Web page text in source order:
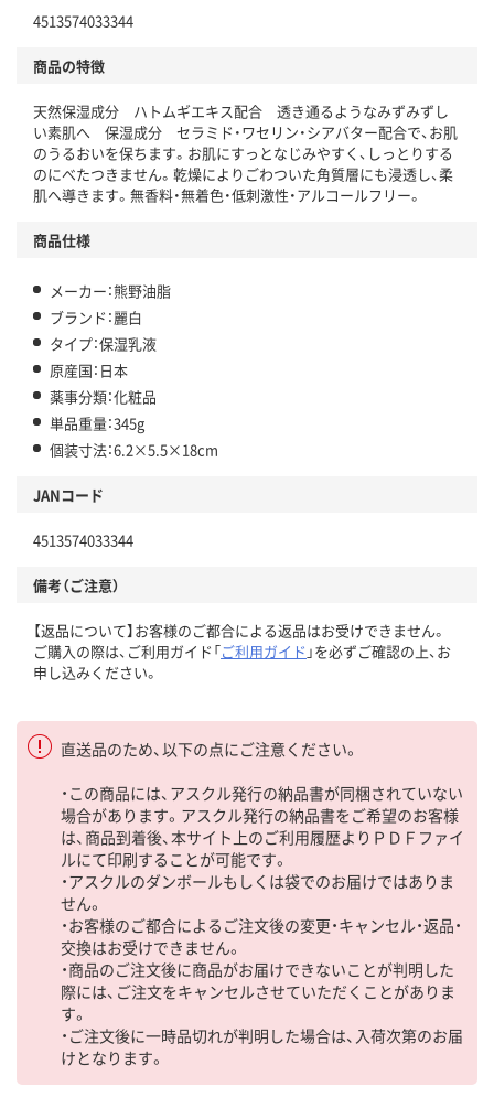
4513574033344
商品の特徴
天然保湿成分 ハトムギエキス配合 透き通るようなみずみずし
い素肌へ 保湿成分 セラミド・ワセリン・シアバター配合で、お肌
のうるおいを保ちます。お肌にすっとなじみやすく、しっとりする
のにべたつきません。乾燥によりごわついた角質層にも浸透し、柔
肌へ導きます。無香料・無着色・低刺激性・アルコールフリー。
商品仕様
メーカー：熊野油脂
ブランド：麗白
タイプ：保湿乳液
原産国：日本
薬事分類：化粧品
単品重量：345g
個装寸法：6.2×5.5×18cm
JANコード
4513574033344
備考（ご注意）
【返品について】お客様のご都合による返品はお受けできません。
ご購入の際は、ご利用ガイド「ご利用ガイド 」を必ずご確認の上、お
申し込みください。
直送品のため、以下の点にご注意ください。
・この商品には、アスクル発行の納品書が同梱されていない
場合があります。アスクル発行の納品書をご希望のお客様
は、商品到着後、本サイト上のご利用履歴よりＰＤＦファイ
ルにて印刷することが可能です。
・アスクルのダンボールもしくは袋でのお届けではありま
せん。
・お客様のご都合によるご注文後の変更・キャンセル・返品・
交換はお受けできません。
・商品のご注文後に商品がお届けできないことが判明した
際には、ご注文をキャンセルさせていただくことがありま
す。
・ご注文後に一時品切れが判明した場合は、入荷次第のお届
けとなります。